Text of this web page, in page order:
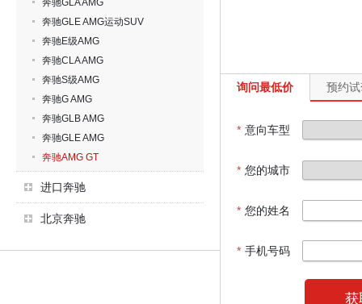
奔驰GLA AMG
奔驰GLE AMG运动SUV
奔驰E级AMG
奔驰CLA AMG
奔驰S级AMG
奔驰G AMG
奔驰GLB AMG
奔驰GLE AMG
奔驰AMG GT
进口奔驰
北京奔驰
询问最低价 预约
* 意向车型
* 您的城市
* 您的姓名
* 手机号码
获